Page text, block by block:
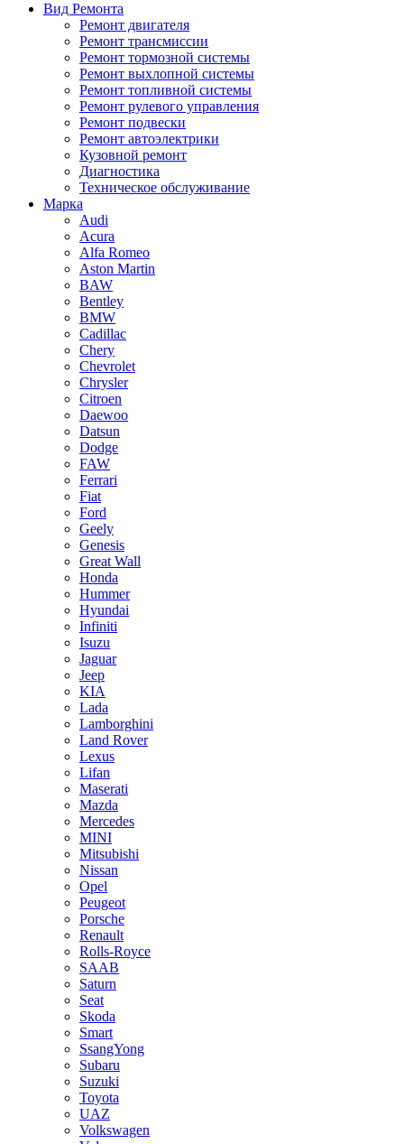
Вид Ремонта
Ремонт двигателя
Ремонт трансмиссии
Ремонт тормозной системы
Ремонт выхлопной системы
Ремонт топливной системы
Ремонт рулевого управления
Ремонт подвески
Ремонт автоэлектрики
Кузовной ремонт
Диагностика
Техническое обслуживание
Марка
Audi
Acura
Alfa Romeo
Aston Martin
BAW
Bentley
BMW
Cadillac
Chery
Chevrolet
Chrysler
Citroen
Daewoo
Datsun
Dodge
FAW
Ferrari
Fiat
Ford
Geely
Genesis
Great Wall
Honda
Hummer
Hyundai
Infiniti
Isuzu
Jaguar
Jeep
KIA
Lada
Lamborghini
Land Rover
Lexus
Lifan
Maserati
Mazda
Mercedes
MINI
Mitsubishi
Nissan
Opel
Peugeot
Porsche
Renault
Rolls-Royce
SAAB
Saturn
Seat
Skoda
Smart
SsangYong
Subaru
Suzuki
Toyota
UAZ
Volkswagen